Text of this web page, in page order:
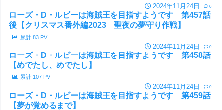
2024年11月24日 0
ローズ・D・ルビーは海賊王を目指すようです 第457話
後【クリスマス番外編2023 聖夜の夢守り作戦】
累計 83 PV
2024年11月24日 0
ローズ・D・ルビーは海賊王を目指すようです 第458話
【めでたし、めでたし】
累計 107 PV
2024年11月24日 0
ローズ・D・ルビーは海賊王を目指すようです 第459話
【夢が覚めるまで】